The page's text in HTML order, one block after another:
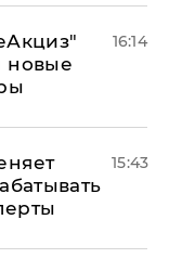
новые
16:14
15:43